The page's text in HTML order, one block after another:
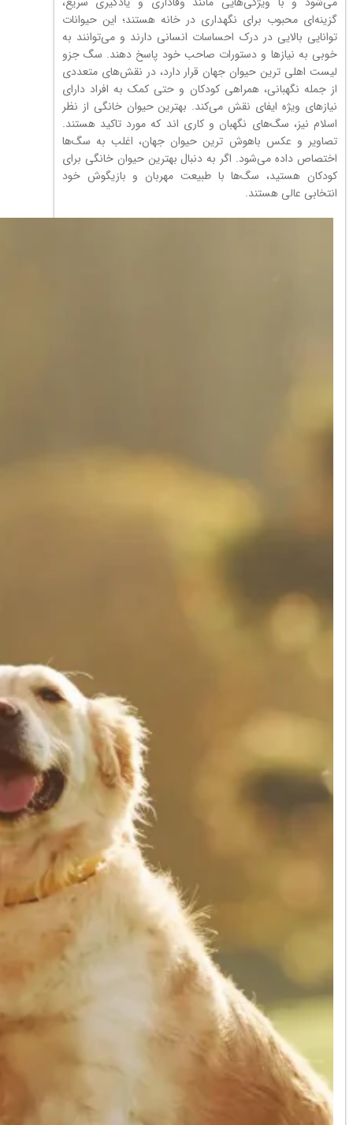
گزینه‌ای محبوب برای نگهداری در خانه هستند؛ این حیوانات
توانایی بالایی در درک احساسات انسانی دارند و می‌توانند به
خوبی به نیازها و دستورات صاحب خود پاسخ دهند. سگ‌ جزو
لیست اهلی ترین حیوان جهان قرار دارد، در نقش‌های متعددی
از جمله نگهبانی، همراهی کودکان و حتی کمک به افراد دارای
نیازهای ویژه ایفای نقش می‌کند. بهترین حیوان خانگی از نظر
اسلام نیز، سگ‌های نگهبان و کاری اند که مورد تاکید هستند.
تصاویر و عکس باهوش ترین حیوان جهان، اغلب به سگ‌ها
اختصاص داده می‌شود. اگر به دنبال بهترین حیوان خانگی برای
کودکان هستید، سگ‌ها با طبیعت مهربان و بازیگوش خود
انتخابی عالی هستند.